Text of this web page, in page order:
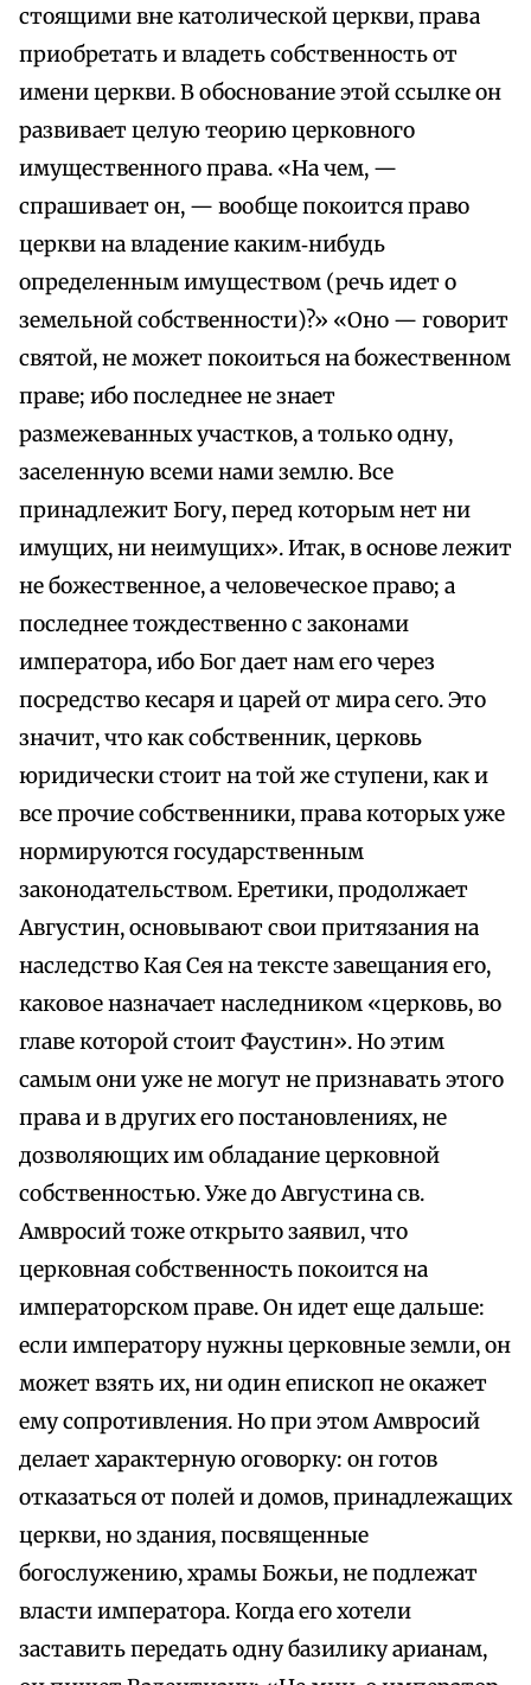
стоящими вне католической церкви, права
приобретать и владеть собственность от
имени церкви. В обоснование этой ссылке он
развивает целую теорию церковного
имущественного права. «На чем, —
спрашивает он, — вообще покоится право
церкви на владение каким‑нибудь
определенным имуществом (речь идет о
земельной собственности)?» «Оно — говорит
святой, не может покоиться на божественном
праве; ибо последнее не знает
размежеванных участков, а только одну,
заселенную всеми нами землю. Все
принадлежит Богу, перед которым нет ни
имущих, ни неимущих». Итак, в основе лежит
не божественное, а человеческое право; а
последнее тождественно с законами
императора, ибо Бог дает нам его через
посредство кесаря и царей от мира сего. Это
значит, что как собственник, церковь
юридически стоит на той же ступени, как и
все прочие собственники, права которых уже
нормируются государственным
законодательством. Еретики, продолжает
Августин, основывают свои притязания на
наследство Кая Сея на тексте завещания его,
каковое назначает наследником «церковь, во
главе которой стоит Фаустин». Но этим
самым они уже не могут не признавать этого
права и в других его постановлениях, не
дозволяющих им обладание церковной
собственностью. Уже до Августина св.
Амвросий тоже открыто заявил, что
церковная собственность покоится на
императорском праве. Он идет еще дальше:
если императору нужны церковные земли, он
может взять их, ни один епископ не окажет
ему сопротивления. Но при этом Амвросий
делает характерную оговорку: он готов
отказаться от полей и домов, принадлежащих
церкви, но здания, посвященные
богослужению, храмы Божьи, не подлежат
власти императора. Когда его хотели
заставить передать одну базилику арианам,